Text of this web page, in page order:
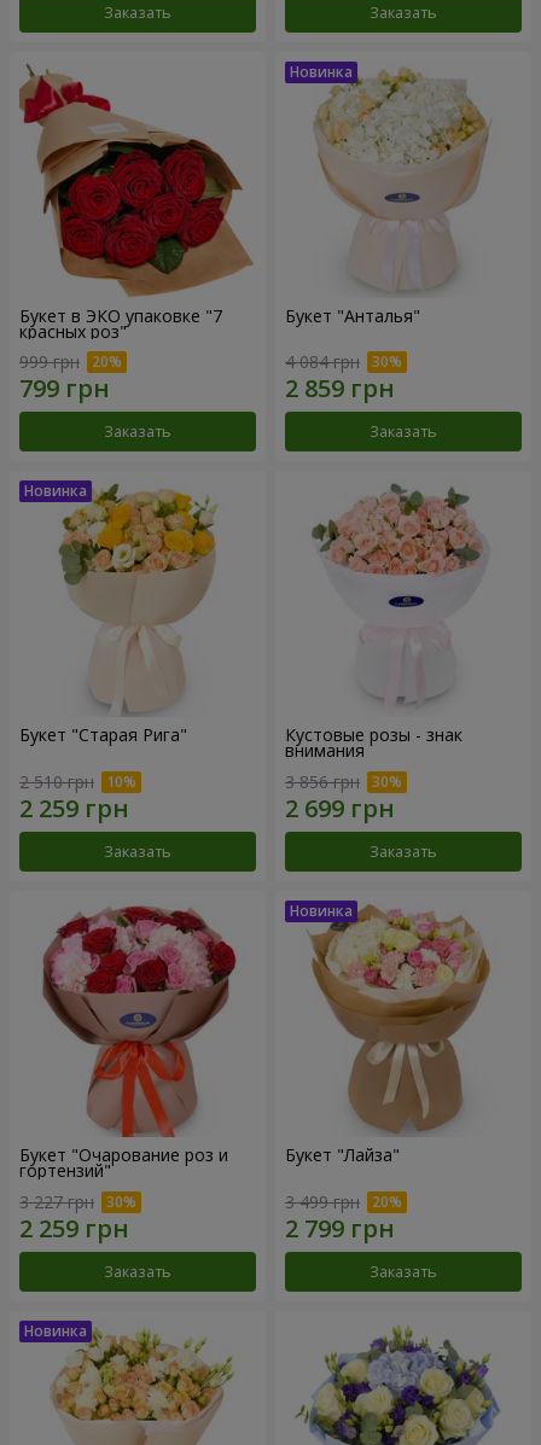
Заказать Заказать
Букет в ЭКО упаковке "7
красных роз"
999 грн
Заказать
Букет "Анталья"
4 084 грн
Заказать
Букет "Старая Рига"
2 510 грн
Заказать
Кустовые розы - знак
внимания
3 856 грн
Заказать
Букет "Очарование роз и
гортензий"
3 227 грн
Заказать
Букет "Лайза"
3 499 грн
Заказать